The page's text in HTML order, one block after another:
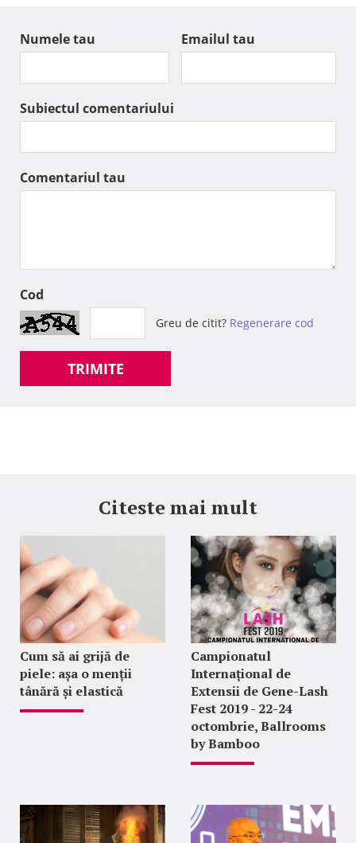
Numele tau Emailul tau
Subiectul comentariului
Comentariul tau
Cod
Greu de citit? Regenerare cod
TRIMITE
Citeste mai mult
Cum să ai grijă de
piele: așa o menții
tânără și elastică
Campionatul
Internațional de
Extensii de Gene-Lash
Fest 2019 - 22-24
octombrie, Ballrooms
by Bamboo